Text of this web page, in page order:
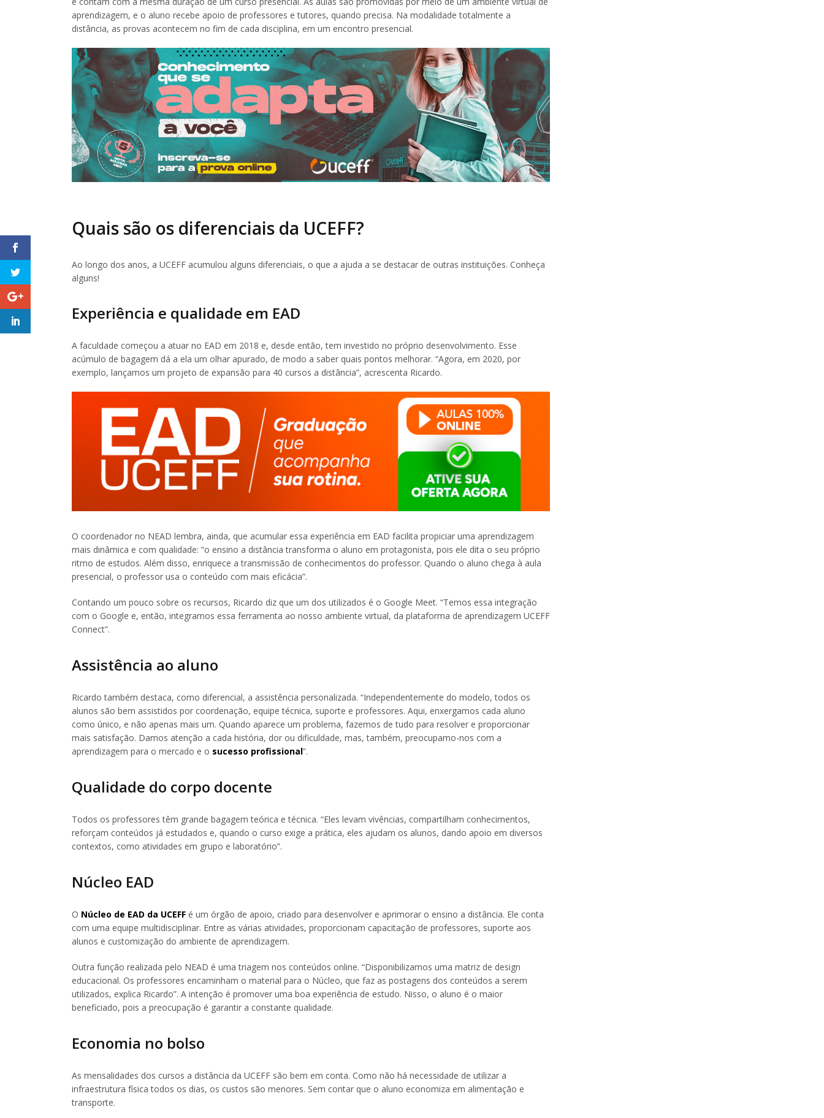
aprendizagem, e o aluno recebe apoio de professores e tutores, quando precisa. Na modalidade totalmente a
distância, as provas acontecem no fim de cada disciplina, em um encontro presencial.
Quais são os diferenciais da UCEFF?
Ao longo dos anos, a UCEFF acumulou alguns diferenciais, o que a ajuda a se destacar de outras instituições. Conheça
alguns!
Experiência e qualidade em EAD
A faculdade começou a atuar no EAD em 2018 e, desde então, tem investido no próprio desenvolvimento. Esse
acúmulo de bagagem dá a ela um olhar apurado, de modo a saber quais pontos melhorar. “Agora, em 2020, por
exemplo, lançamos um projeto de expansão para 40 cursos a distância”, acrescenta Ricardo.
O coordenador no NEAD lembra, ainda, que acumular essa experiência em EAD facilita propiciar uma aprendizagem
mais dinâmica e com qualidade: “o ensino a distância transforma o aluno em protagonista, pois ele dita o seu próprio
ritmo de estudos. Além disso, enriquece a transmissão de conhecimentos do professor. Quando o aluno chega à aula
presencial, o professor usa o conteúdo com mais eficácia”.
Contando um pouco sobre os recursos, Ricardo diz que um dos utilizados é o Google Meet. “Temos essa integração
com o Google e, então, integramos essa ferramenta ao nosso ambiente virtual, da plataforma de aprendizagem UCEFF
Connect”.
Assistência ao aluno
Ricardo também destaca, como diferencial, a assistência personalizada. “Independentemente do modelo, todos os
alunos são bem assistidos por coordenação, equipe técnica, suporte e professores. Aqui, enxergamos cada aluno
como único, e não apenas mais um. Quando aparece um problema, fazemos de tudo para resolver e proporcionar
mais satisfação. Damos atenção a cada história, dor ou dificuldade, mas, também, preocupamo-nos com a
aprendizagem para o mercado e o sucesso profissional”.
Qualidade do corpo docente
Todos os professores têm grande bagagem teórica e técnica. “Eles levam vivências, compartilham conhecimentos,
reforçam conteúdos já estudados e, quando o curso exige a prática, eles ajudam os alunos, dando apoio em diversos
contextos, como atividades em grupo e laboratório”.
Núcleo EAD
O Núcleo de EAD da UCEFF é um órgão de apoio, criado para desenvolver e aprimorar o ensino a distância. Ele conta
com uma equipe multidisciplinar. Entre as várias atividades, proporcionam capacitação de professores, suporte aos
alunos e customização do ambiente de aprendizagem.
Outra função realizada pelo NEAD é uma triagem nos conteúdos online. “Disponibilizamos uma matriz de design
educacional. Os professores encaminham o material para o Núcleo, que faz as postagens dos conteúdos a serem
utilizados, explica Ricardo”. A intenção é promover uma boa experiência de estudo. Nisso, o aluno é o maior
beneficiado, pois a preocupação é garantir a constante qualidade.
Economia no bolso
As mensalidades dos cursos a distância da UCEFF são bem em conta. Como não há necessidade de utilizar a
infraestrutura física todos os dias, os custos são menores. Sem contar que o aluno economiza em alimentação e
transporte.